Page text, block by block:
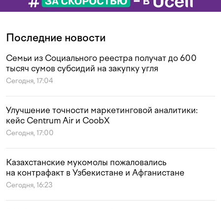
Последние новости
Семьи из Социального реестра получат до 600
тысяч сумов субсидий на закупку угля
Сегодня, 17:04
Улучшение точности маркетинговой аналитики:
кейс Centrum Air и CoobX
Сегодня, 17:00
Казахстанские мукомолы пожаловались
на контрафакт в Узбекистане и Афганистане
Сегодня, 16:23